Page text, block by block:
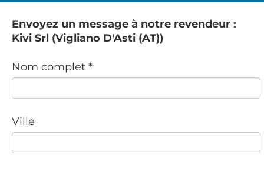
Envoyez un message à notre revendeur :
Kivi Srl (Vigliano D'Asti (AT))
Nom complet *
Ville